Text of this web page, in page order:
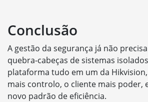
Conclusão
A gestão da segurança já não
quebra-cabeças de sistemas
plataforma tudo em um da
mais controlo, o cliente mais poder,
novo padrão de eficiência.